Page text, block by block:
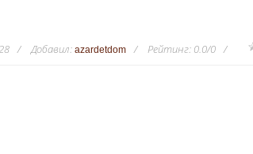
Добавил: azardetdom Рейтинг: 0.0/0